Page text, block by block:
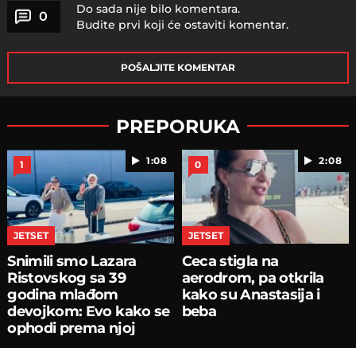
0
Do sada nije bilo komentara.
Budite prvi koji će ostaviti komentar.
POŠALJITE KOMENTAR
PREPORUKA
1:08
1
JETSET
Snimili smo Lazara
Ristovskog sa 39
godina mlađom
devojkom: Evo kako se
ophodi prema njoj
2:08
0
JETSET
Ceca stigla na
aerodrom, pa otkrila
kako su Anastasija i
beba